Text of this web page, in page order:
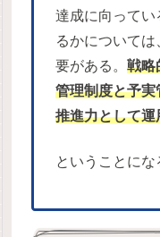
達成に向ってい
るかについては
要がある。戦略
管理制度と予
推進力として
ということにな